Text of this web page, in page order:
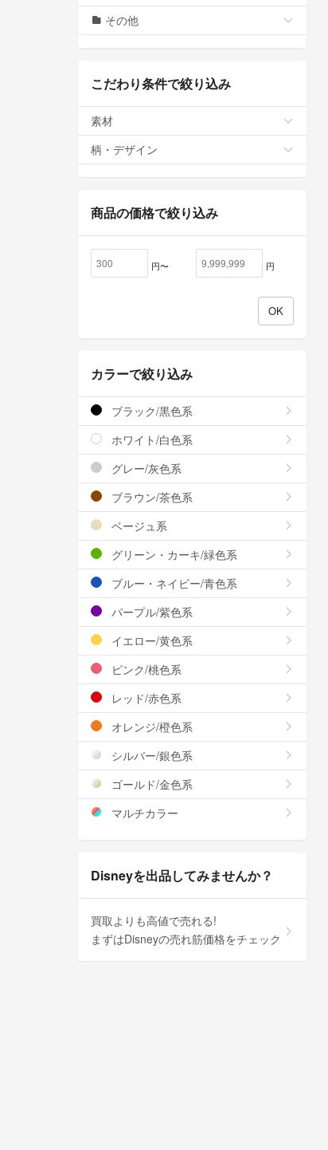
その他
こだわり条件で絞り込み
素材
柄・デザイン
商品の価格で絞り込み
円〜 円
カラーで絞り込み
ブラック/黒色系
ホワイト/白色系
グレー/灰色系
ブラウン/茶色系
ベージュ系
グリーン・カーキ/緑色系
ブルー・ネイビー/青色系
パープル/紫色系
イエロー/黄色系
ピンク/桃色系
レッド/赤色系
オレンジ/橙色系
シルバー/銀色系
ゴールド/金色系
マルチカラー
Disneyを出品してみませんか？
買取よりも高値で売れる!
まずはDisneyの売れ筋価格をチェック